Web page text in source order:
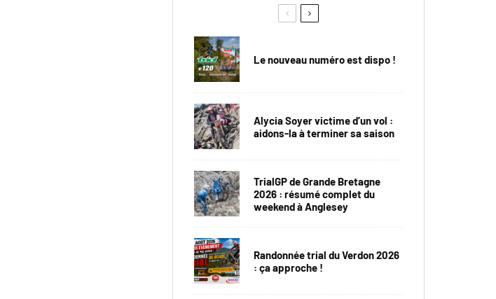
Le nouveau numéro est dispo !
Alycia Soyer victime d’un vol :
aidons-la à terminer sa saison
TrialGP de Grande Bretagne
2026 : résumé complet du
weekend à Anglesey
Randonnée trial du Verdon 2026
: ça approche !